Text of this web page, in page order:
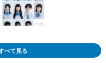
べて見る